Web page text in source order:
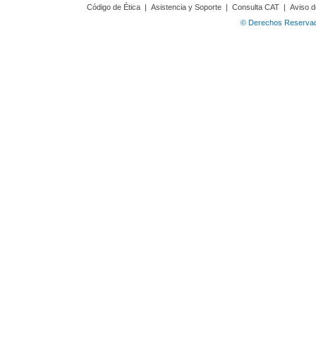
Código de Ética | Asistencia y Soporte | Consulta CAT | Aviso
© Derechos